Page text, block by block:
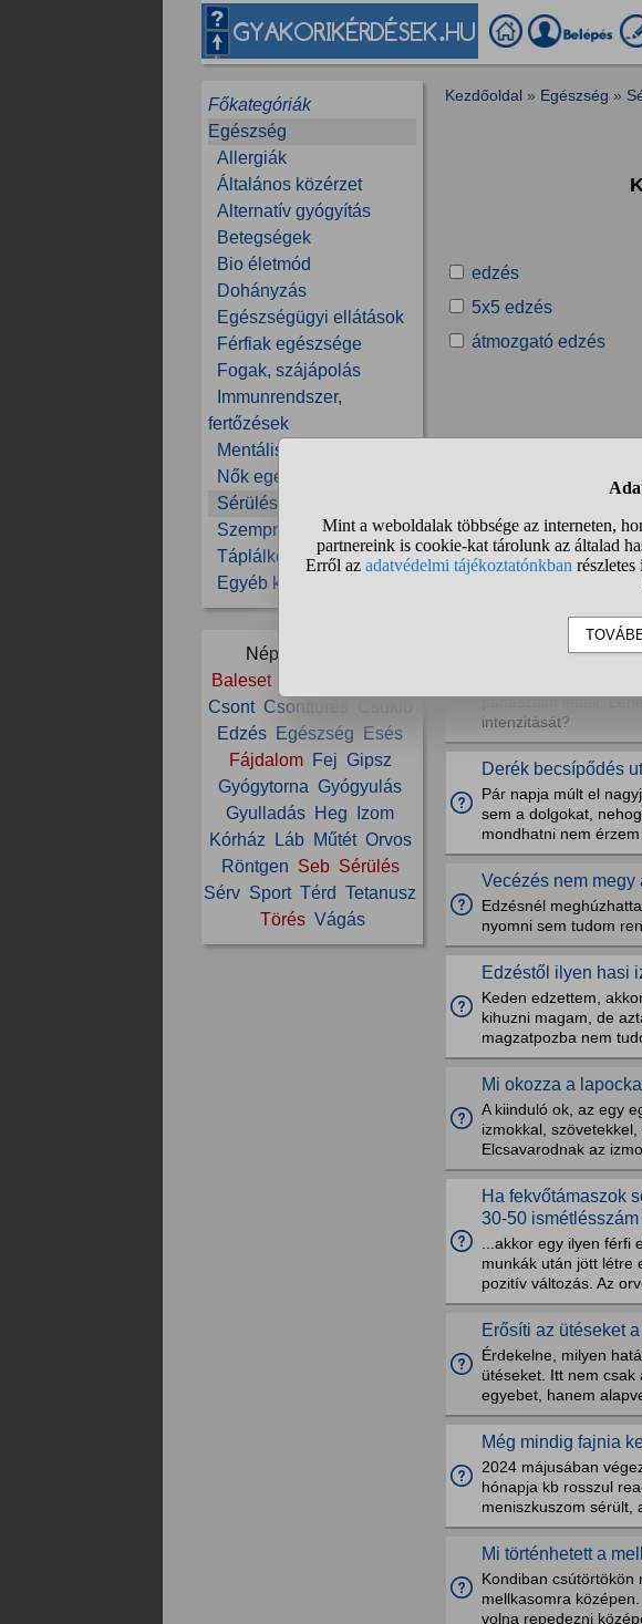
Főkategóriák
Egészség
Allergiák
Általános közérzet
Alternatív gyógyítás
Betegségek
Bio életmód
Dohányzás
Egészségügyi ellátások
Férfiak egészsége
Fogak, szájápolás
Immunrendszer,
fertőzések
Mentális egészség
Nők egészsége
Sérülések, balesetek
Szemproblémák
Táplálkozás
Egyéb kérdések
Népszerű témák:
Baleset
Csont Csonttörés
Edzés Egészség
Esés
Fájdalom
Fej Gipsz
Gyógytorna Gyógyulás
Gyulladás Heg
Izom
Kórház
Láb Műtét Orvos
Röntgen Seb Sérülés
Sérv Sport Térd Tetanusz
Törés Vágás
Kezdőoldal » Egészség »
edzés
5x5 edzés
átmozgató edzés
Edzés folyamán
pont akkor fújtam
Hosszútávon lehet
Sok hasra edzés
panaszaim lettek.
intenzitását?
Derék becsípődés
Pár napja múlt el
sem a dolgokat,
mondhatni nem
Vecézés nem
Edzésnél
nyomni sem tudom
Edzéstől ilyen hasi
Keden edzettem,
kihuzni magam, de
magzatpozba nem
Mi okozza a
A kiinduló ok, az egy
izmokkal,
Elcsavarodnak az
Ha fekvőtámaszok
30-50
...akkor egy ilyen férfi
munkák után jött létre
pozitív változás. Az
Erősíti az ütéseket
Érdekelne, milyen
ütéseket. Itt nem
egyebet, hanem
Még mindig fajnia
2024 májusában
hónapja kb rosszul
meniszkuszom sérült,
Mi történhetett a
Kondiban csútörtökön
mellkasomra
volna repedezni